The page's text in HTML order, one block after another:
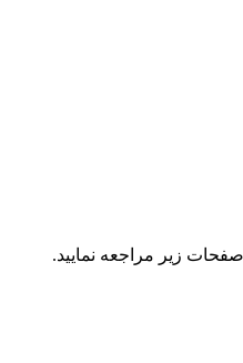
زیر مراجعه نمایید.